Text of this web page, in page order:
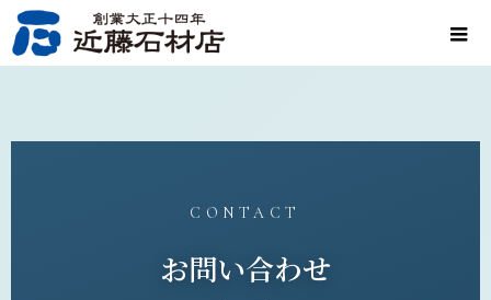
CONTACT
お問い合わせ